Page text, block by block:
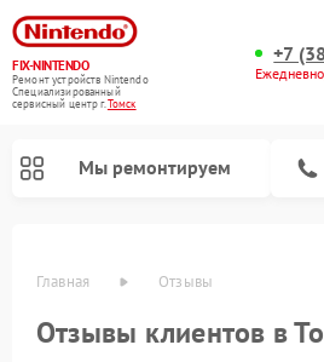
FIX-NINTENDO
Ремонт устройств Nintendo
Специализированный
cервисный центр г.Томск
+7
Мы ремонтируем
Главная Отзывы
Отзывы клиентов в